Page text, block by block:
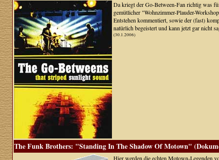
Da kriegt der Go-Between-Fan richtig was
gemütlicher "Wohnzimmer-Plauder-
Entstehen kommentiert, sowie der (fast)
natürlich begeistert und kann jetzt gar nicht
(30.1.2006)
The Funk Brothers: "Standing In The Shadow Of Motown"
Hier werden die echten Motown-Legenden